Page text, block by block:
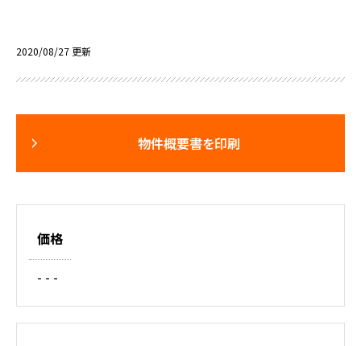
2020/08/27 更新
物件概要書を印刷
価格
- - -